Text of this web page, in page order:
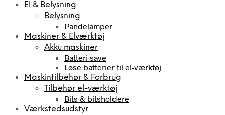
El & Belysning
Belysning
Pandelamper
Maskiner & Elværktøj
Akku maskiner
Batteri save
Løse batterier til el-værktøj
Maskintilbehør & Forbrug
Tilbehør el-værktøj
Bits & bitsholdere
Værkstedsudstyr